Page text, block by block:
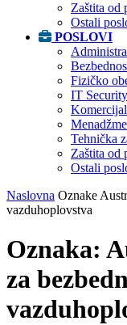
Zaštita od
Ostali
POSLOVI
Fizičko
IT Security
Tehnička
Zaštita od
Ostali
Naslovna Oznake
vazduhoplovstva
Oznaka:
za